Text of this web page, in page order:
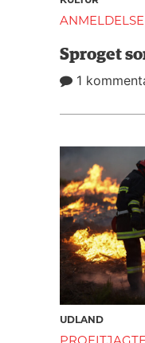
ANMELDELSE
Sproget
1
UDLAND